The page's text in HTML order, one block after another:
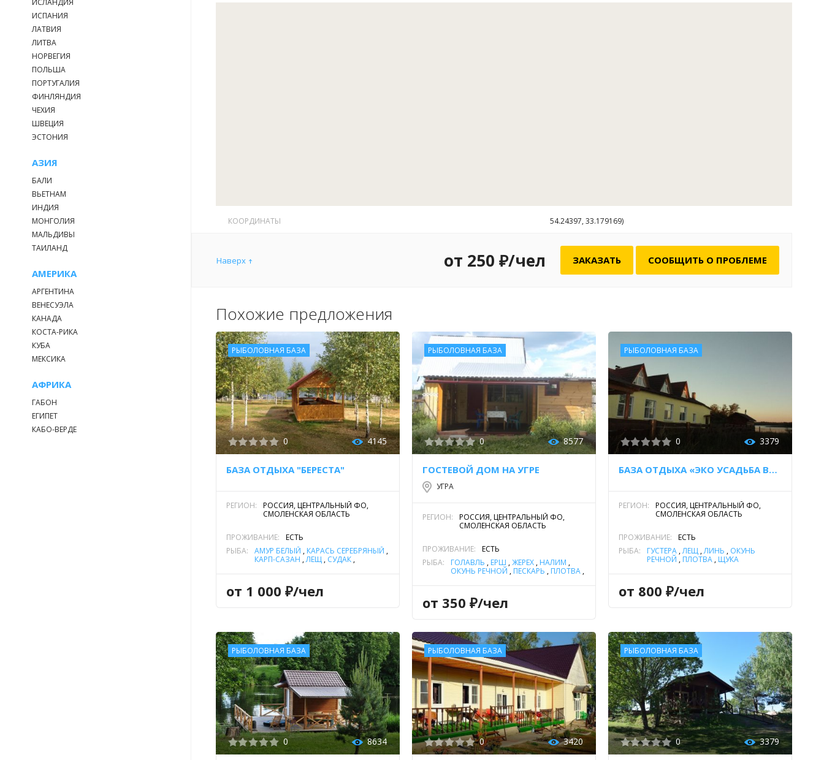
ИСЛАНДИЯ
ИСПАНИЯ
ЛАТВИЯ
ЛИТВА
НОРВЕГИЯ
ПОЛЬША
ПОРТУГАЛИЯ
ФИНЛЯНДИЯ
ЧЕХИЯ
ШВЕЦИЯ
ЭСТОНИЯ
АЗИЯ
БАЛИ
ВЬЕТНАМ
ИНДИЯ
МОНГОЛИЯ
МАЛЬДИВЫ
ТАИЛАНД
АМЕРИКА
АРГЕНТИНА
ВЕНЕСУЭЛА
КАНАДА
КОСТА-РИКА
КУБА
МЕКСИКА
АФРИКА
ГАБОН
ЕГИПЕТ
КАБО-ВЕРДЕ
душевыми, всегда есть горячая вода, удобства в наличии. Стоимость
КООРДИНАТЫ 54.24397, 33.179169)
Наверх от 250 ₽/чел ЗАКАЗАТЬ СООБЩИТЬ О ПРОБЛЕМЕ
Похожие предложения
РЫБОЛОВНАЯ БАЗА
0 4145
БАЗА ОТДЫХА "БЕРЕСТА"
РЕГИОН:
РОССИЯ, ЦЕНТРАЛЬНЫЙ ФО,
СМОЛЕНСКАЯ ОБЛАСТЬ
ПРОЖИВАНИЕ:
ЕСТЬ
РЫБА:
АМУР БЕЛЫЙ , КАРАСЬ СЕРЕБРЯНЫЙ ,
КАРП-САЗАН ,ЛЕЩ , СУДАК ,
от 1 000 ₽/чел
РЫБОЛОВНАЯ БАЗА
0 8577
ГОСТЕВОЙ ДОМ НА УГРЕ
УГРА
РЕГИОН:
РОССИЯ, ЦЕНТРАЛЬНЫЙ ФО,
СМОЛЕНСКАЯ ОБЛАСТЬ
ПРОЖИВАНИЕ:
ЕСТЬ
РЫБА:
ГОЛАВЛЬ , ЁРШ ,ЖЕРЕХ, НАЛИМ ,
ОКУНЬ РЕЧНОЙ , ПЕСКАРЬ , ПЛОТВА,
от 350 ₽/чел
РЫБОЛОВНАЯ БАЗА
0 3379
БАЗА ОТДЫХА «ЭКО УСАДЬБА ВИТРИНО»
РЕГИОН:
РОССИЯ, ЦЕНТРАЛЬНЫЙ ФО,
СМОЛЕНСКАЯ ОБЛАСТЬ
ПРОЖИВАНИЕ:
ЕСТЬ
РЫБА:
ГУСТЕРА,ЛЕЩ,ЛИНЬ , ОКУНЬ
РЕЧНОЙ , ПЛОТВА, ЩУКА
от 800 ₽/чел
РЫБОЛОВНАЯ БАЗА
0 8634
РЫБОЛОВНАЯ БАЗА
0 3420
РЫБОЛОВНАЯ БАЗА
0 3379